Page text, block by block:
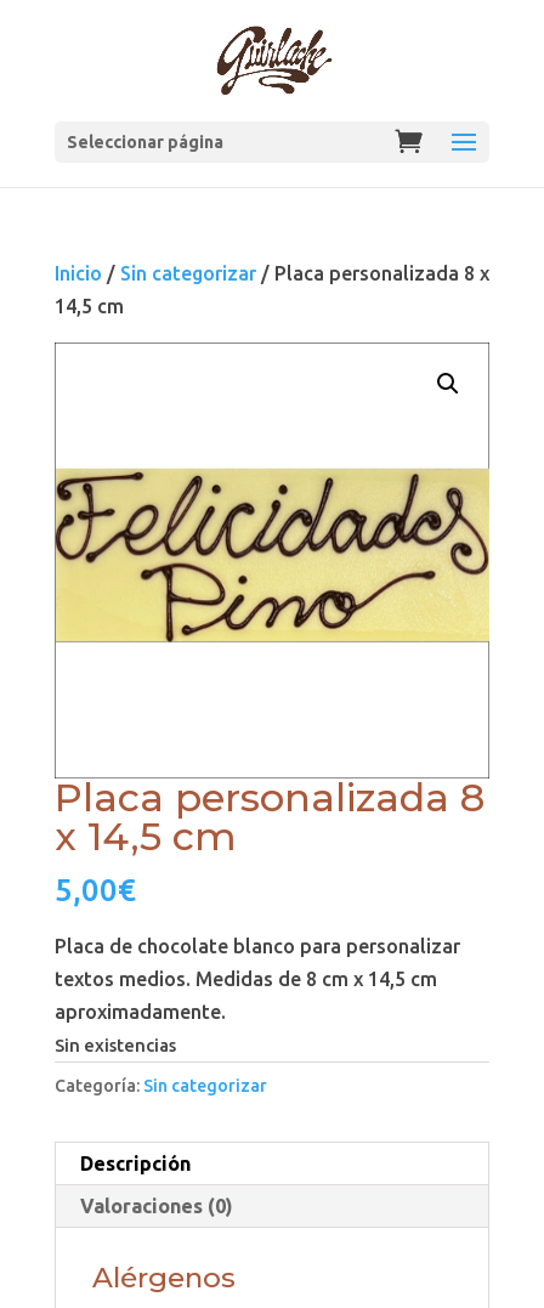
Seleccionar página
Inicio / Sin categorizar/ Placa personalizada 8 x
14,5 cm
Placa personalizada 8
x 14,5 cm
5,00€
Placa de chocolate blanco para personalizar
textos medios. Medidas de 8 cm x 14,5 cm
aproximadamente.
Sin existencias
Categoría: Sin categorizar
Descripción
Valoraciones (0)
Alérgenos